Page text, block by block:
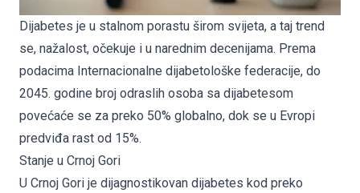
ME EN
Dijabetes je u stalnom porastu širom svijeta, a taj trend
se, nažalost, očekuje i u narednim decenijama. Prema
podacima Internacionalne dijabetološke federacije, do
2045. godine broj odraslih osoba sa dijabetesom
povećaće se za preko 50% globalno, dok se u Evropi
predviđa rast od 15%.
Stanje u Crnoj Gori
U Crnoj Gori je dijagnostikovan dijabetes kod preko